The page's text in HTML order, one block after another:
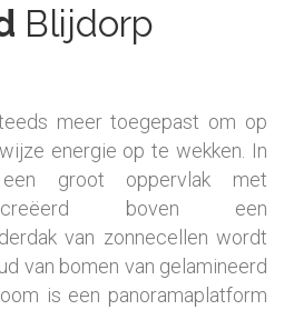
Blijdorp
meer toegepast om op
energie op te wekken. In
groot oppervlak met
boven een
van zonnecellen wordt
van bomen van gelamineerd
is een panoramaplatform